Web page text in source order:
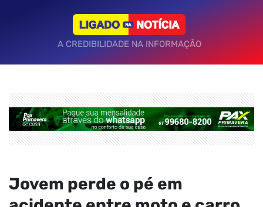
A CREDIBILIDADE NA INFORMAÇÃO
Jovem perde o pé em